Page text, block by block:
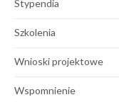
Stypendia
Szkolenia
Wnioski projektowe
Wspomnienie